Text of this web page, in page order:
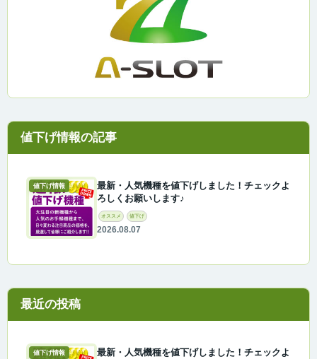
値下げ情報
最新・人気機種を値下げしました！チェックよ
ろしくお願いします♪
オススメ 値下げ
2026.08.07
最近の投稿
値下げ情報
最新・人気機種を値下げしました！チェックよ